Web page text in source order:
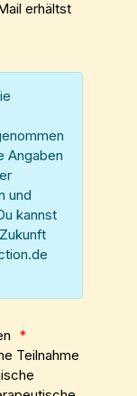
erhältst
Angaben
und
kannst
*
Teilnahme